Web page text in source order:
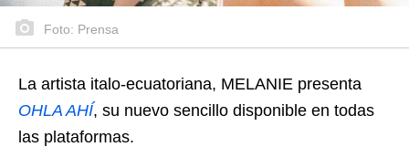
Foto: Prensa
La artista italo-ecuatoriana, MELANIE presenta
OHLA AHÍ, su nuevo sencillo disponible en todas
las plataformas.